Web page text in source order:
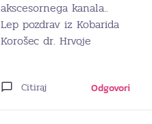
akscesornega kanala..
Lep pozdrav iz Kobarida
Korošec dr. Hrvoje
Citiraj Odgovori